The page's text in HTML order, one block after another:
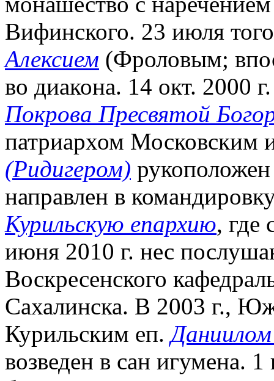
Вифинского. 23 июля
Алексием (Фроловым;
во диакона. 14 окт. 2000
Покрова Пресвятой
патриархом Московским
(Ридигером)
направлен в
Курильскую епархию, где
июня 2010 г. нес
Воскресенского
Сахалинска. В 2003 г.,
Курильским еп.
возведен в сан игумена.